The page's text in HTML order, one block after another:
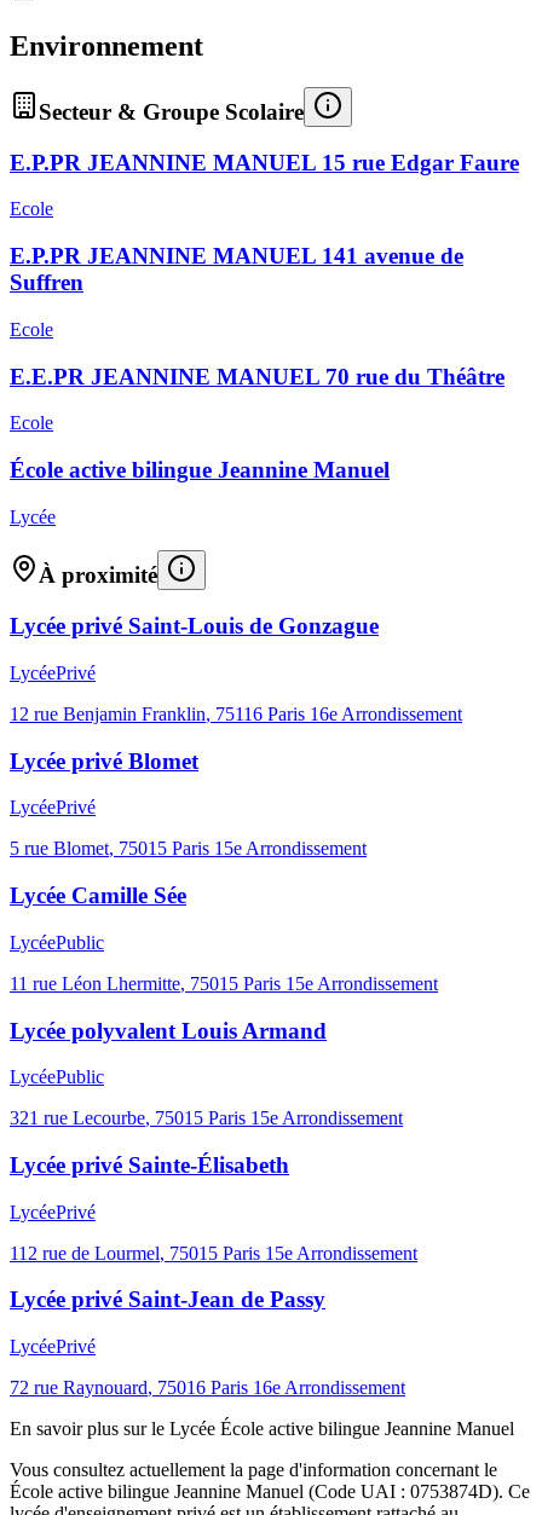
Environnement
Secteur & Groupe Scolaire
E.P.PR JEANNINE MANUEL 15 rue Edgar Faure
Ecole
E.P.PR JEANNINE MANUEL 141 avenue de
Suffren
Ecole
E.E.PR JEANNINE MANUEL 70 rue du Théâtre
Ecole
École active bilingue Jeannine Manuel
Lycée
À proximité
Lycée privé Saint-Louis de Gonzague
LycéePrivé
12 rue Benjamin Franklin, 75116 Paris 16e Arrondissement
Lycée privé Blomet
LycéePrivé
5 rue Blomet, 75015 Paris 15e Arrondissement
Lycée Camille Sée
LycéePublic
11 rue Léon Lhermitte, 75015 Paris 15e Arrondissement
Lycée polyvalent Louis Armand
LycéePublic
321 rue Lecourbe, 75015 Paris 15e Arrondissement
Lycée privé Sainte-Élisabeth
LycéePrivé
112 rue de Lourmel, 75015 Paris 15e Arrondissement
Lycée privé Saint-Jean de Passy
LycéePrivé
72 rue Raynouard, 75016 Paris 16e Arrondissement
En savoir plus sur le Lycée École active bilingue Jeannine Manuel
Vous consultez actuellement la page d'information concernant le
École active bilingue Jeannine Manuel (Code UAI : 0753874D). Ce